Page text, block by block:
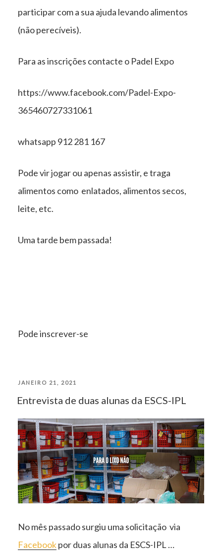
participar com a sua ajuda levando alimentos
(não perecíveis).
Para as inscrições contacte o Padel Expo
https://www.facebook.com/Padel-Expo-
365460727331061
whatsapp 912 281 167
Pode vir jogar ou apenas assistir, e traga
alimentos como enlatados, alimentos secos,
leite, etc.
Uma tarde bem passada!
Pode inscrever-se
PUBLICADO
EM
JANEIRO 21, 2021
Entrevista de duas alunas da ESCS-IPL
No mês passado surgiu uma solicitação via
Facebookpor duas alunas da ESCS-IPL …